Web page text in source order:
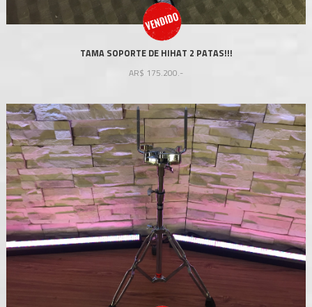
TAMA SOPORTE DE HIHAT 2 PATAS!!!
AR$ 175.200.-